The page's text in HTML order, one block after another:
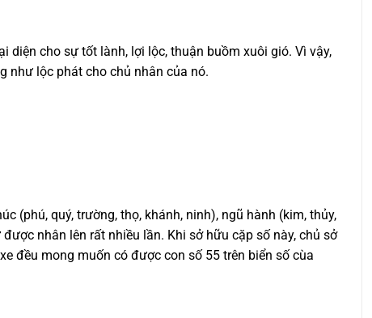
diện cho sự tốt lành, lợi lộc, thuận buồm xuôi gió. Vì vậy,
như lộc phát cho chủ nhân của nó.
(phú, quý, trường, thọ, khánh, ninh), ngũ hành (kim, thủy,
nhân lên rất nhiều lần. Khi sở hữu cặp số này, chủ sở
đều mong muốn có được con số 55 trên biển số cùa